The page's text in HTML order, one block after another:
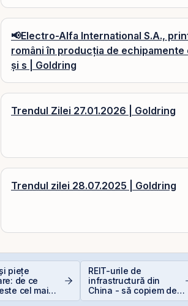
📢Electro-Alfa International S.A.,
români în producția de
și s | Goldring
Trendul Zilei 27.01.2026 | Goldring
Trendul zilei 28.07.2025 | Goldring
piețe
de ce
cel mai
REIT-urile de
infrastructură din
China - să copiem de
la cel ce copiază?!